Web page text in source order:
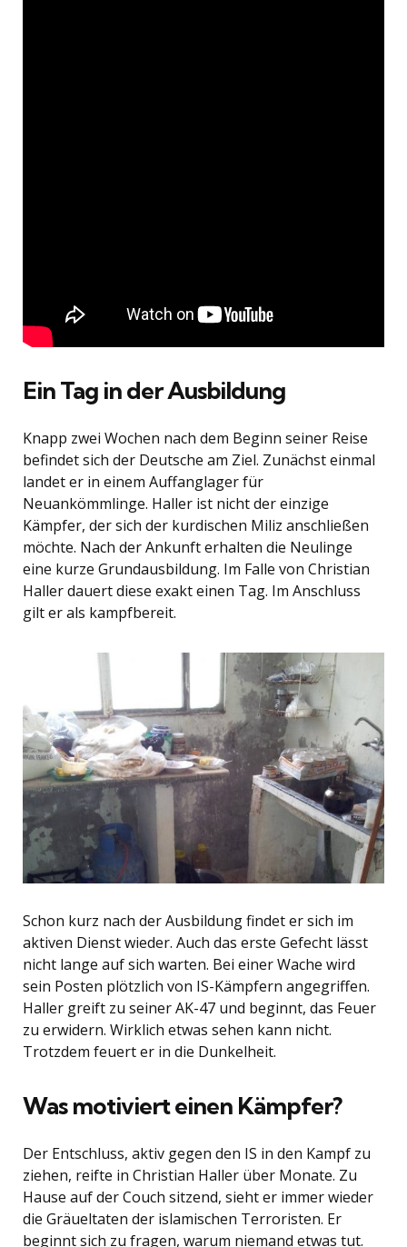
Ein Tag in der Ausbildung
Knapp zwei Wochen nach dem Beginn seiner Reise
befindet sich der Deutsche am Ziel. Zunächst einmal
landet er in einem Auffanglager für
Neuankömmlinge. Haller ist nicht der einzige
Kämpfer, der sich der kurdischen Miliz anschließen
möchte. Nach der Ankunft erhalten die Neulinge
eine kurze Grundausbildung. Im Falle von Christian
Haller dauert diese exakt einen Tag. Im Anschluss
gilt er als kampfbereit.
Schon kurz nach der Ausbildung findet er sich im
aktiven Dienst wieder. Auch das erste Gefecht lässt
nicht lange auf sich warten. Bei einer Wache wird
sein Posten plötzlich von IS-Kämpfern angegriffen.
Haller greift zu seiner AK-47 und beginnt, das Feuer
zu erwidern. Wirklich etwas sehen kann nicht.
Trotzdem feuert er in die Dunkelheit.
Was motiviert einen Kämpfer?
Der Entschluss, aktiv gegen den IS in den Kampf zu
ziehen, reifte in Christian Haller über Monate. Zu
Hause auf der Couch sitzend, sieht er immer wieder
die Gräueltaten der islamischen Terroristen. Er
beginnt sich zu fragen, warum niemand etwas tut.